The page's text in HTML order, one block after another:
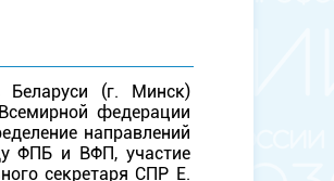
(г. Минск)
федерации
направлений
ФПБ и ВФП, участие
секретаря СПР Е.